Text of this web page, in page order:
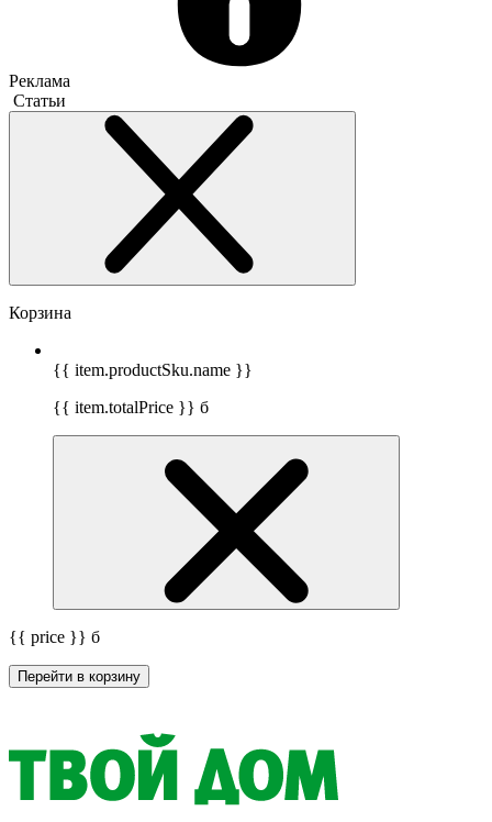
Реклама
Статьи
Корзина
{{ item.productSku.name }}
{{ item.totalPrice }} б
{{ price }} б
Перейти в корзину